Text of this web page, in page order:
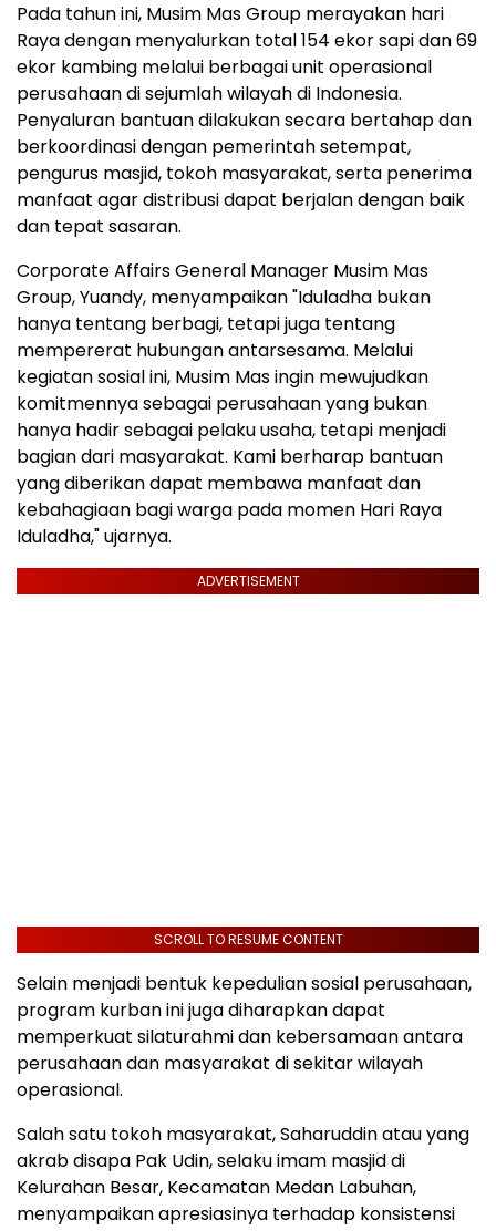
Pada tahun ini, Musim Mas Group merayakan hari
Raya dengan menyalurkan total 154 ekor sapi dan 69
ekor kambing melalui berbagai unit operasional
perusahaan di sejumlah wilayah di Indonesia.
Penyaluran bantuan dilakukan secara bertahap dan
berkoordinasi dengan pemerintah setempat,
pengurus masjid, tokoh masyarakat, serta penerima
manfaat agar distribusi dapat berjalan dengan baik
dan tepat sasaran.
Corporate Affairs General Manager Musim Mas
Group, Yuandy, menyampaikan "Iduladha bukan
hanya tentang berbagi, tetapi juga tentang
mempererat hubungan antarsesama. Melalui
kegiatan sosial ini, Musim Mas ingin mewujudkan
komitmennya sebagai perusahaan yang bukan
hanya hadir sebagai pelaku usaha, tetapi menjadi
bagian dari masyarakat. Kami berharap bantuan
yang diberikan dapat membawa manfaat dan
kebahagiaan bagi warga pada momen Hari Raya
Iduladha," ujarnya.
ADVERTISEMENT
SCROLL TO RESUME CONTENT
Selain menjadi bentuk kepedulian sosial perusahaan,
program kurban ini juga diharapkan dapat
memperkuat silaturahmi dan kebersamaan antara
perusahaan dan masyarakat di sekitar wilayah
operasional.
Salah satu tokoh masyarakat, Saharuddin atau yang
akrab disapa Pak Udin, selaku imam masjid di
Kelurahan Besar, Kecamatan Medan Labuhan,
menyampaikan apresiasinya terhadap konsistensi